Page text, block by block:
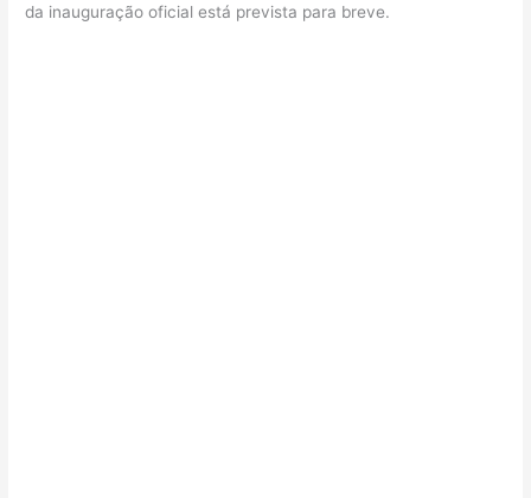
da inauguração oficial está prevista para breve.